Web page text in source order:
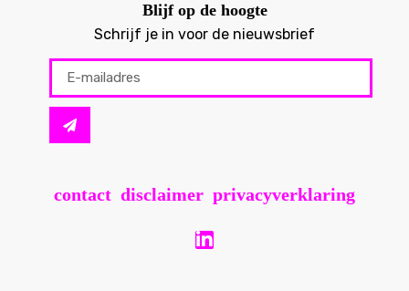
Blijf op de hoogte
Schrijf je in voor de nieuwsbrief
contact disclaimer privacyverklaring